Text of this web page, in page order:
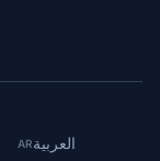
ARالعربية